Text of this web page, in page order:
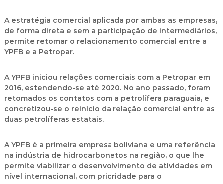
A estratégia comercial aplicada por ambas as empresas,
de forma direta e sem a participação de intermediários,
permite retomar o relacionamento comercial entre a
YPFB e a Petropar.
A YPFB iniciou relações comerciais com a Petropar em
2016, estendendo-se até 2020. No ano passado, foram
retomados os contatos com a petrolífera paraguaia, e
concretizou-se o reinício da relação comercial entre as
duas petrolíferas estatais.
A YPFB é a primeira empresa boliviana e uma referência
na indústria de hidrocarbonetos na região, o que lhe
permite viabilizar o desenvolvimento de atividades em
nível internacional, com prioridade para o